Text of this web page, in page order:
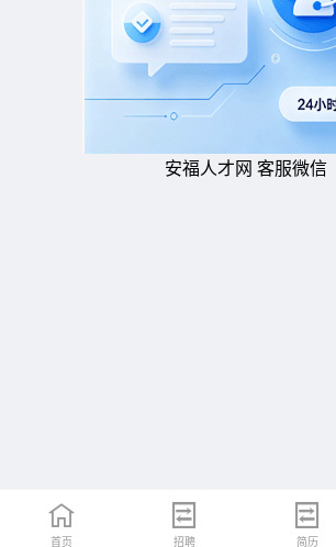
安福人才网 客服微信
首页 招聘 简历